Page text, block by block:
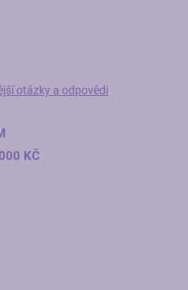
otázky a odpovědi.
KČ